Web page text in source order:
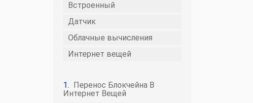
Встроенный
Датчик
Облачные вычисления
Интернет вещей
Перенос Блокчейна В
Интернет Вещей